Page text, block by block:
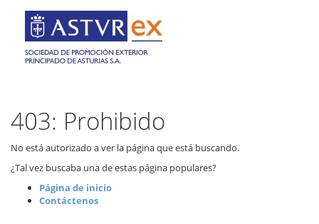
403: Prohibido
No está autorizado a ver la página que está buscando.
¿Tal vez buscaba una de estas página populares?
Página de inicio
Contáctenos